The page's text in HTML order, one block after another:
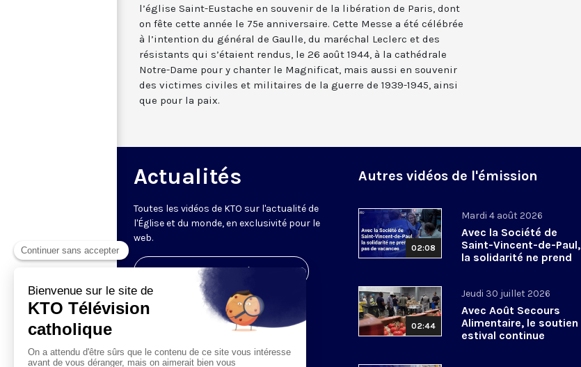
l’église Saint-Eustache en souvenir de la libération de Paris, dont
on fête cette année le 75e anniversaire. Cette Messe a été célébrée
à l’intention du général de Gaulle, du maréchal Leclerc et des
résistants qui s’étaient rendus, le 26 août 1944, à la cathédrale
Notre-Dame pour y chanter le Magnificat, mais aussi en souvenir
des victimes civiles et militaires de la guerre de 1939-1945, ainsi
que pour la paix.
Actualités
Toutes les vidéos de KTO sur l'actualité de
l'Église et du monde, en exclusivité pour le
web.
Visiter la page de l'émission
Autres vidéos de l'émission
02:08
Mardi 4 août 2026
Avec la Société de
Saint-Vincent-de-Paul,
la solidarité ne prend
02:44
Jeudi 30 juillet 2026
Avec Août Secours
Alimentaire, le soutien
estival continue